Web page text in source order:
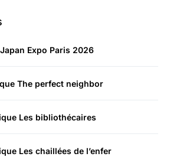
Expo Paris 2026
The perfect neighbor
Les bibliothécaires
Les chaillées de l’enfer